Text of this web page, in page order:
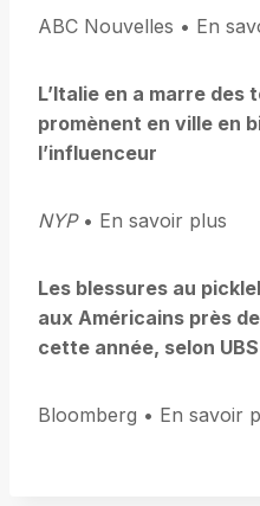
ABC Nouvelles • En
L’Italie en a marre des
promènent en ville en
l’influenceur
NYP• En savoir plus
Les blessures au
aux Américains près
cette année, selon UBS
Bloomberg • En savoir